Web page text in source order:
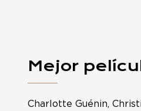
Mejor
Charlotte Guénin,